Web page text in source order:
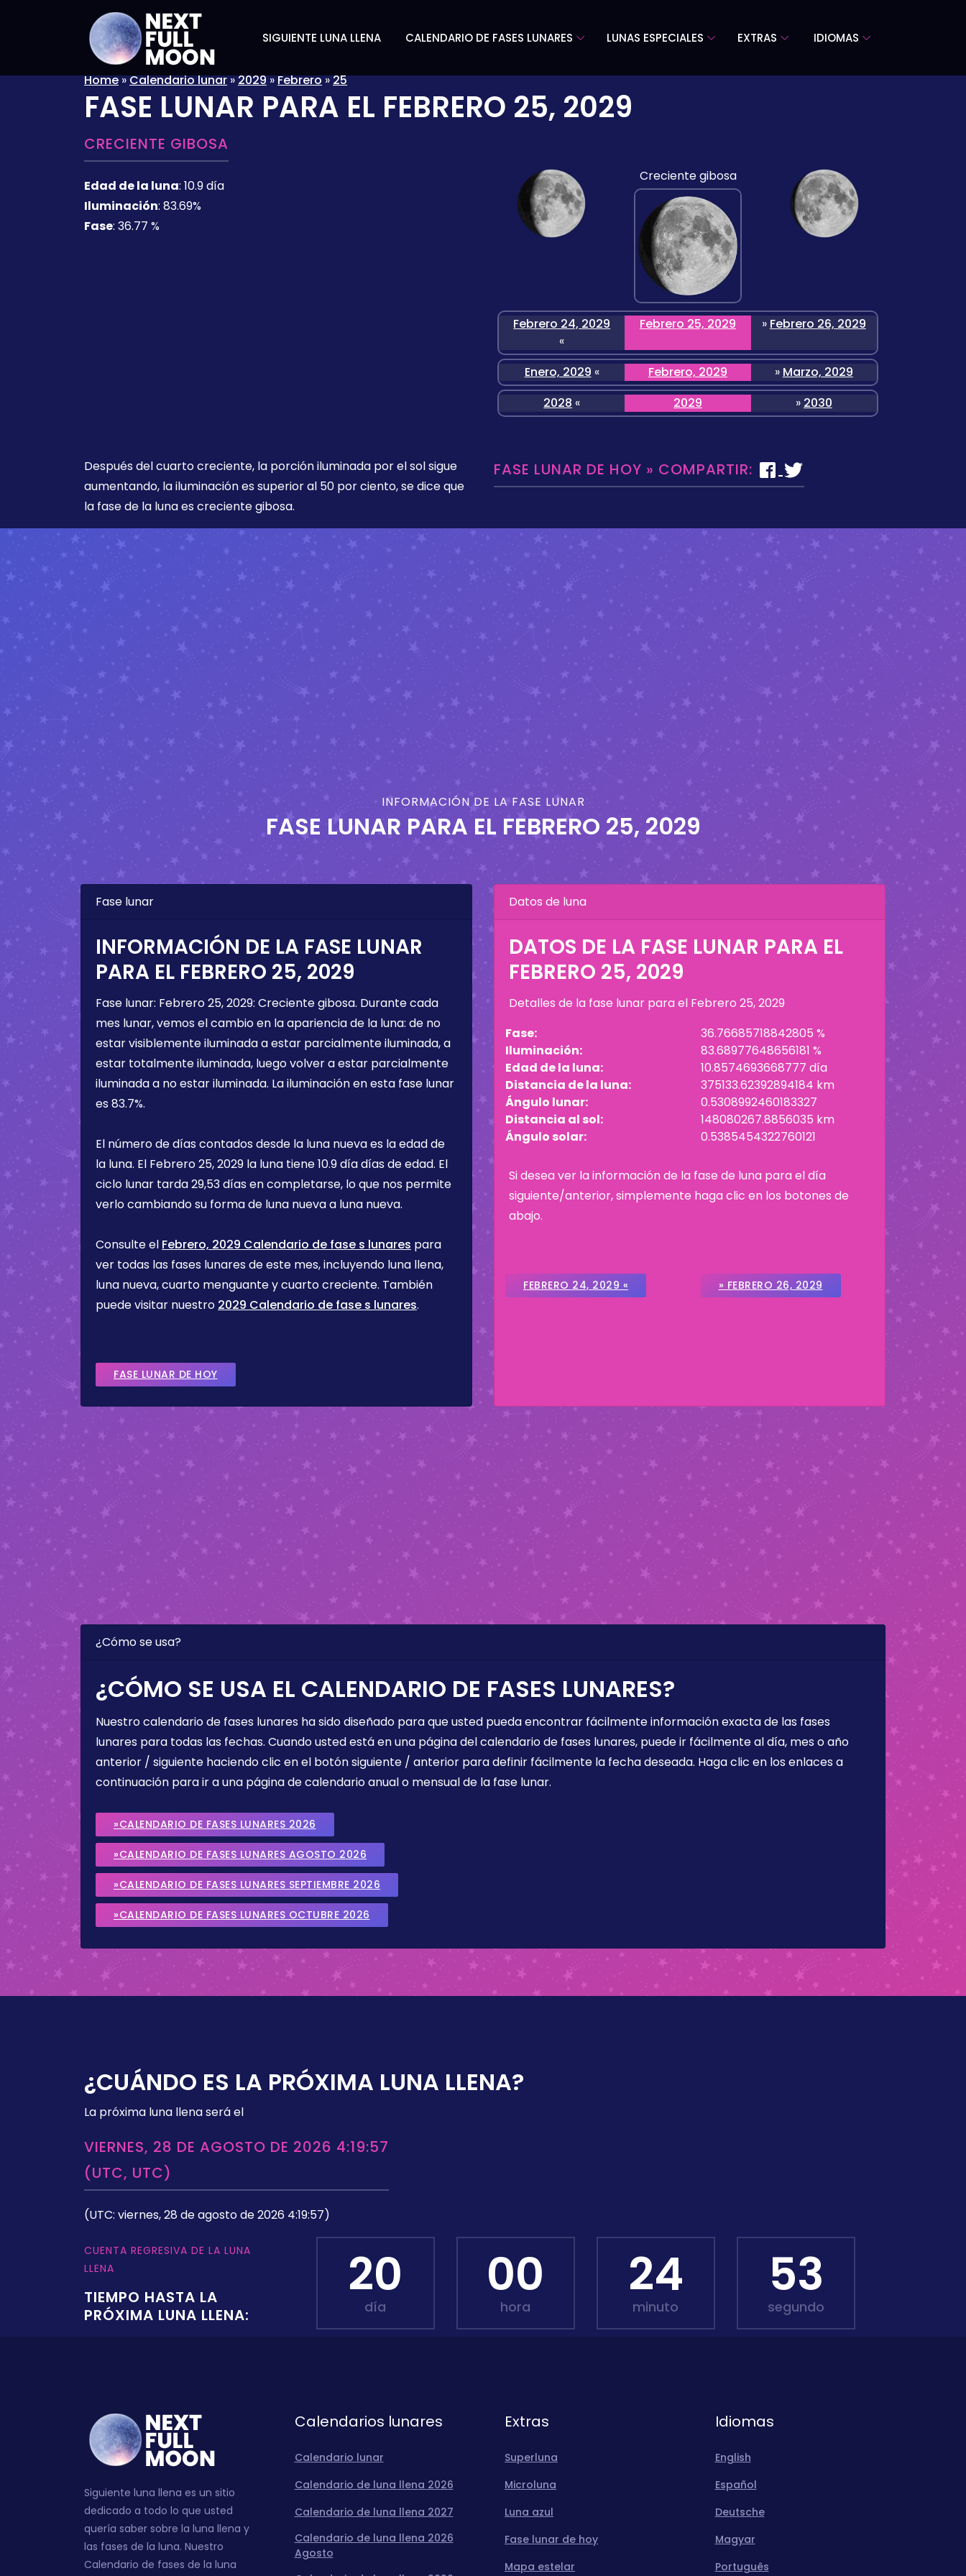
SIGUIENTE LUNA LLENA CALENDARIO DE FASES LUNARES LUNAS ESPECIALES EXTRAS IDIOMAS
Home»Calendario lunar»2029»Febrero»25
FASE LUNAR PARA EL FEBRERO 25, 2029
CRECIENTE GIBOSA
Edad de la luna: 10.9 día
Iluminación: 83.69%
Fase: 36.77 %
Creciente gibosa
Febrero 24, 2029
«
Febrero 25, 2029 » Febrero 26, 2029
Enero, 2029 « Febrero, 2029 » Marzo, 2029
2028 « 2029 » 2030
Después del cuarto creciente, la porción iluminada por el sol sigue
aumentando, la iluminación es superior al 50 por ciento, se dice que
la fase de la luna es creciente gibosa.
FASE LUNAR DE HOY » COMPARTIR:
INFORMACIÓN DE LA FASE LUNAR
FASE LUNAR PARA EL FEBRERO 25, 2029
Fase lunar
INFORMACIÓN DE LA FASE LUNAR
PARA EL FEBRERO 25, 2029
Fase lunar: Febrero 25, 2029: Creciente gibosa. Durante cada
mes lunar, vemos el cambio en la apariencia de la luna: de no
estar visiblemente iluminada a estar parcialmente iluminada, a
estar totalmente iluminada, luego volver a estar parcialmente
iluminada a no estar iluminada. La iluminación en esta fase lunar
es 83.7%.
El número de días contados desde la luna nueva es la edad de
la luna. El Febrero 25, 2029 la luna tiene10.9 díadías de edad. El
ciclo lunar tarda 29,53 días en completarse, lo que nos permite
verlo cambiando su forma de luna nueva a luna nueva.
Consulte el Febrero, 2029 Calendario de fase s lunares para
ver todas las fases lunares de este mes, incluyendo luna llena,
luna nueva, cuarto menguante y cuarto creciente. También
puede visitar nuestro 2029 Calendario de fase s lunares.
FASE LUNAR DE HOY
Datos de luna
DATOS DE LA FASE LUNAR PARA EL
FEBRERO 25, 2029
Detalles de la fase lunar para el Febrero 25, 2029
Fase:
36.76685718842805 %
Iluminación:
83.68977648656181 %
Edad de la luna:
10.8574693668777 día
Distancia de la luna:
375133.62392894184 km
Ángulo lunar:
0.5308992460183327
Distancia al sol:
148080267.8856035 km
Ángulo solar:
0.5385454322760121
Si desea ver la información de la fase de luna para el día
siguiente/anterior, simplemente haga clic en los botones de
abajo.
FEBRERO 24, 2029 « » FEBRERO 26, 2029
¿Cómo se usa?
¿CÓMO SE USA EL CALENDARIO DE FASES LUNARES?
Nuestro calendario de fases lunares ha sido diseñado para que usted pueda encontrar fácilmente información exacta de las fases
lunares para todas las fechas. Cuando usted está en una página del calendario de fases lunares, puede ir fácilmente al día, mes o año
anterior / siguiente haciendo clic en el botón siguiente / anterior para definir fácilmente la fecha deseada. Haga clic en los enlaces a
continuación para ir a una página de calendario anual o mensual de la fase lunar.
»CALENDARIO DE FASES LUNARES 2026
»CALENDARIO DE FASES LUNARES AGOSTO 2026
»CALENDARIO DE FASES LUNARES SEPTIEMBRE 2026
»CALENDARIO DE FASES LUNARES OCTUBRE 2026
¿CUÁNDO ES LA PRÓXIMA LUNA LLENA?
La próxima luna llena será el
VIERNES, 28 DE AGOSTO DE 2026 4:19:57
(UTC, UTC)
(UTC: viernes, 28 de agosto de 2026 4:19:57)
CUENTA REGRESIVA DE LA LUNA
LLENA
TIEMPO HASTA LA
PRÓXIMA LUNA LLENA:
20
día
00
hora
24
minuto
51
segundo
Siguiente luna llena es un sitio
dedicado a todo lo que usted
quería saber sobre la luna llena y
las fases de la luna. Nuestro
Calendario de fases de la luna
Calendarios lunares
Calendario lunar
Calendario de luna llena 2026
Calendario de luna llena 2027
Calendario de luna llena 2026
Agosto
Extras
Superluna
Microluna
Luna azul
Fase lunar de hoy
Mapa estelar
Idiomas
English
Español
Deutsche
Magyar
Português